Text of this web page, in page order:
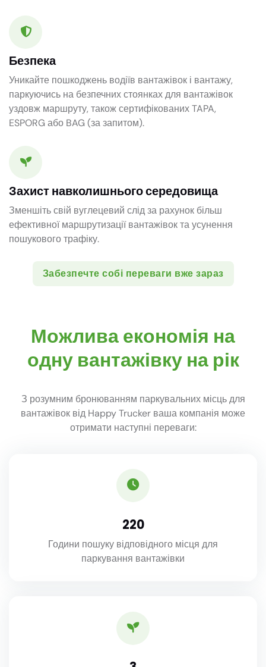
Безпека
Уникайте пошкоджень водіїв вантажівок і вантажу,
паркуючись на безпечних стоянках для вантажівок
уздовж маршруту, також сертифікованих TAPA,
ESPORG або BAG (за запитом).
Захист навколишнього середовища
Зменшіть свій вуглецевий слід за рахунок більш
ефективної маршрутизації вантажівок та усунення
пошукового трафіку.
Забезпечте собі переваги вже зараз
Можлива економія на
одну вантажівку на рік
З розумним бронюванням паркувальних місць для
вантажівок від Happy Trucker ваша компанія може
отримати наступні переваги:
220
Години пошуку відповідного місця для
паркування вантажівки